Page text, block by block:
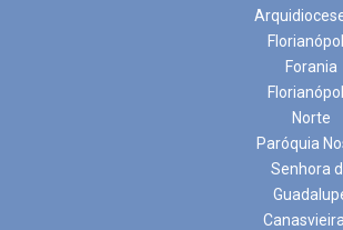
Forania
Norte
Paróquia
Senhora